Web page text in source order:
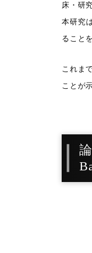
床・研
本研究
ること
これま
ことが